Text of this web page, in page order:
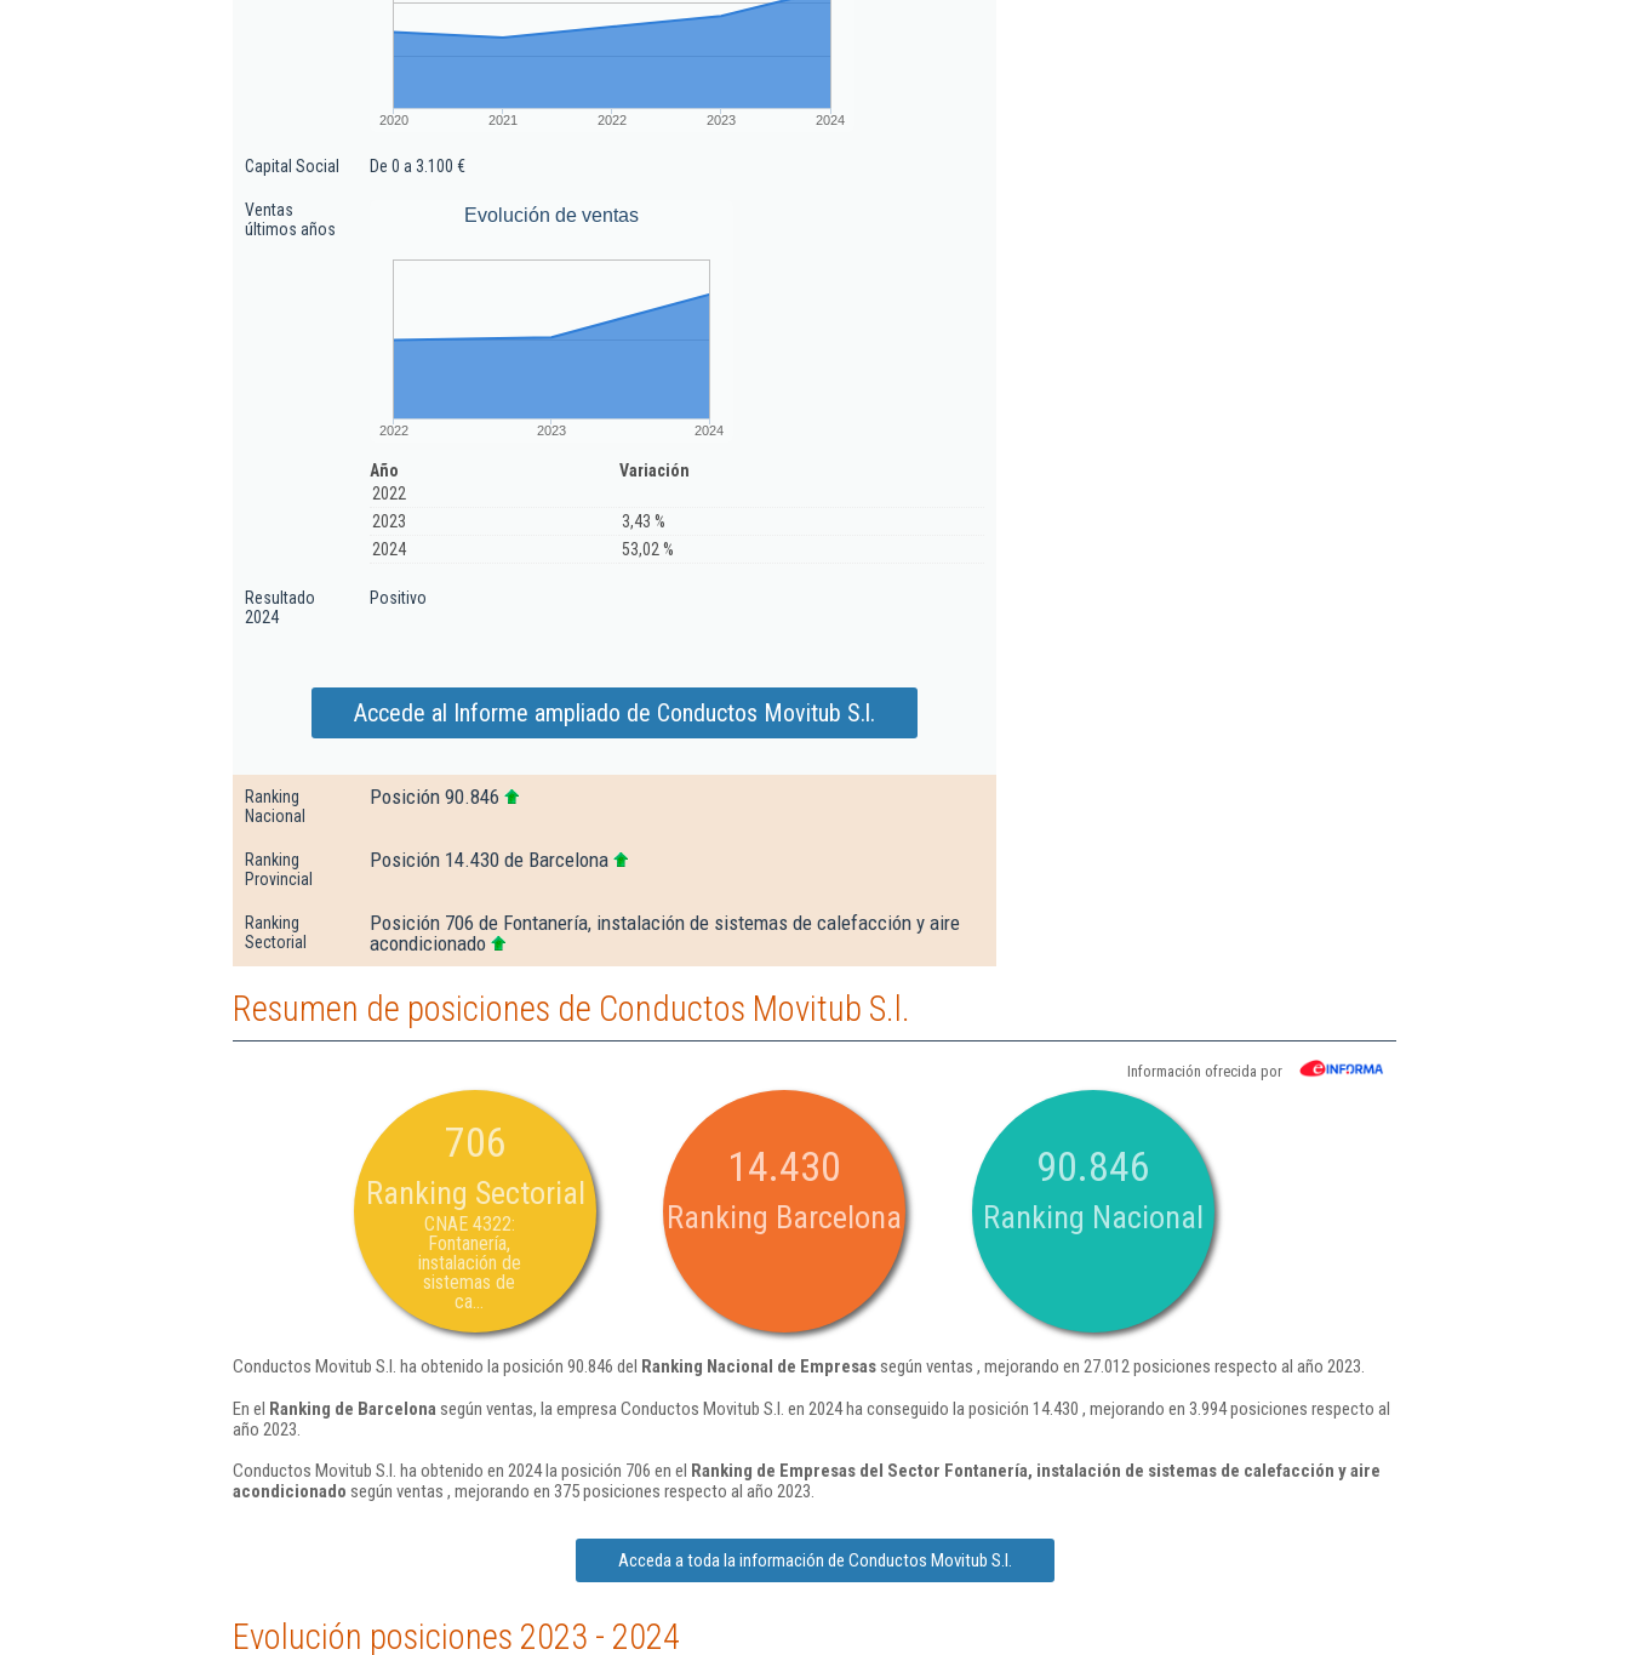
2020 2021 2022 2023 2024
Capital Social De 0 a 3.100 €
Ventas
últimos años
Evolución de ventas
2022 2023 2024
Año
Variación
2022
2023
3,43 %
2024
53,02 %
Resultado
2024
Positivo
Accede al Informe ampliado de Conductos Movitub S.l.
Ranking
Nacional
Posición 90.846
Ranking
Provincial
Posición 14.430 de Barcelona
Ranking
Sectorial
Posición 706 de Fontanería, instalación de sistemas de calefacción y aire
acondicionado
Resumen de posiciones de Conductos Movitub S.l.
Información ofrecida por
706
Ranking Sectorial
CNAE 4322:
Fontanería,
instalación de
sistemas de
ca...
14.430
Ranking Barcelona
90.846
Ranking Nacional
Conductos Movitub S.l. ha obtenido la posición 90.846 del Ranking Nacional de Empresassegún ventas , mejorando en 27.012 posiciones respecto al año 2023.
En el Ranking de Barcelona según ventas, la empresa Conductos Movitub S.l. en 2024 ha conseguido la posición 14.430 , mejorando en 3.994 posiciones respecto al
año 2023.
Conductos Movitub S.l. ha obtenido en 2024 la posición 706 en el Ranking de Empresas del Sector Fontanería, instalación de sistemas de calefacción y aire
acondicionado según ventas , mejorando en 375 posiciones respecto al año 2023.
Acceda a toda la información de Conductos Movitub S.l.
Evolución posiciones 2023 - 2024